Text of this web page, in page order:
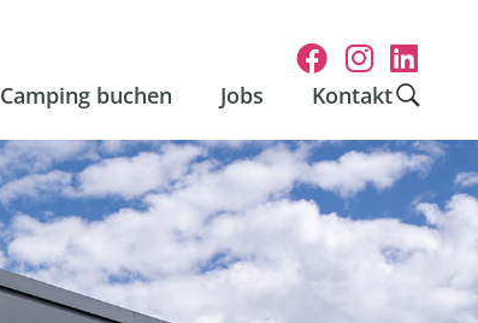
Camping buchen Jobs Kontakt